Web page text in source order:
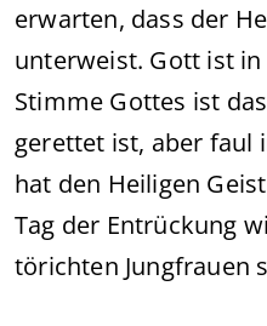
erwarten, dass der
unterweist. Gott ist
Stimme Gottes ist
gerettet ist, aber faul
hat den Heiligen
Tag der Entrückung
törichten Jungfrauen